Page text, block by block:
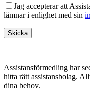
Jag accepterar att
lämnar i enlighet med sin
Assistansförmedling har
hitta rätt assistansbolag.
dina behov.